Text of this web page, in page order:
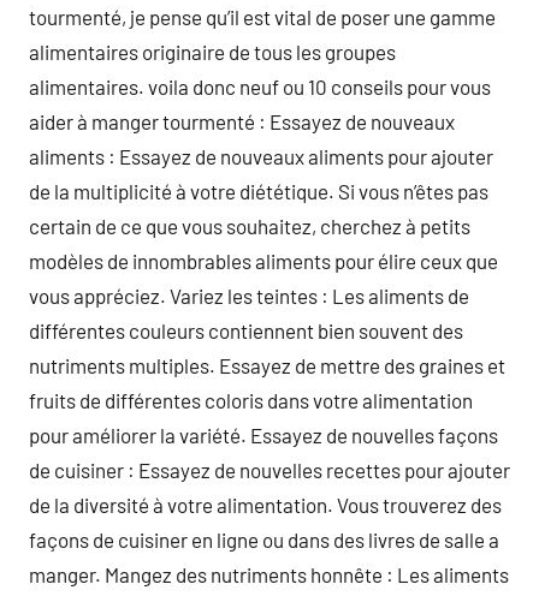
tourmenté, je pense qu’il est vital de poser une gamme
alimentaires originaire de tous les groupes
alimentaires. voila donc neuf ou 10 conseils pour vous
aider à manger tourmenté : Essayez de nouveaux
aliments : Essayez de nouveaux aliments pour ajouter
de la multiplicité à votre diététique. Si vous n’êtes pas
certain de ce que vous souhaitez, cherchez à petits
modèles de innombrables aliments pour élire ceux que
vous appréciez. Variez les teintes : Les aliments de
différentes couleurs contiennent bien souvent des
nutriments multiples. Essayez de mettre des graines et
fruits de différentes coloris dans votre alimentation
pour améliorer la variété. Essayez de nouvelles façons
de cuisiner : Essayez de nouvelles recettes pour ajouter
de la diversité à votre alimentation. Vous trouverez des
façons de cuisiner en ligne ou dans des livres de salle a
manger. Mangez des nutriments honnête : Les aliments